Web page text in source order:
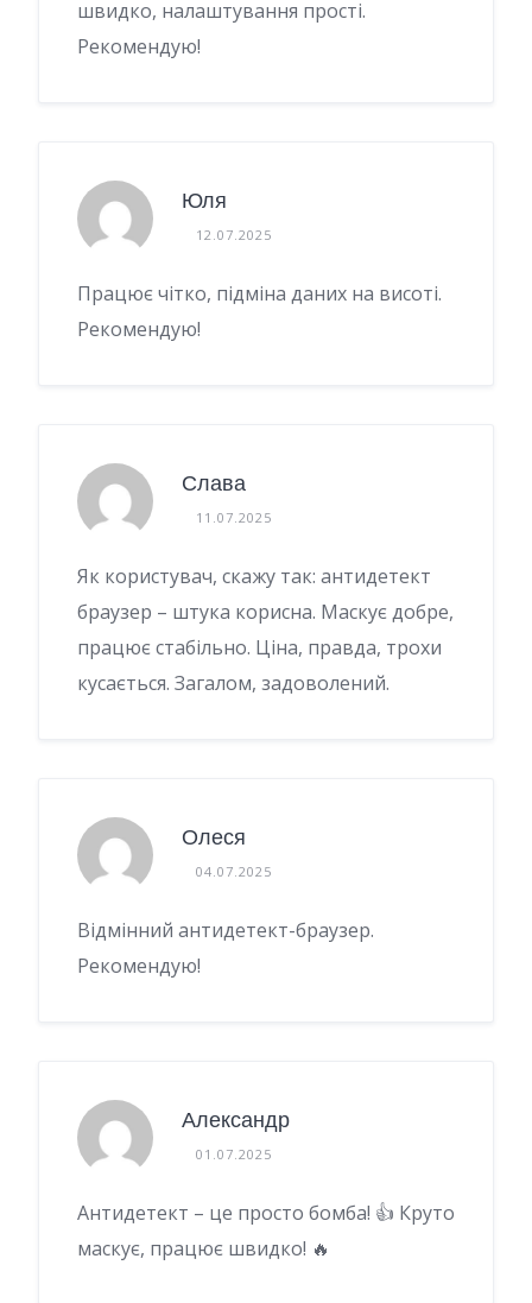
швидко, налаштування прості.
Рекомендую!
Юля
12.07.2025
Працює чітко, підміна даних на висоті.
Рекомендую!
Слава
11.07.2025
Як користувач, скажу так: антидетект
браузер – штука корисна. Маскує добре,
працює стабільно. Ціна, правда, трохи
кусається. Загалом, задоволений.
Олеся
04.07.2025
Відмінний антидетект-браузер.
Рекомендую!
Александр
01.07.2025
Антидетект – це просто бомба! 👍 Круто
маскує, працює швидко! 🔥